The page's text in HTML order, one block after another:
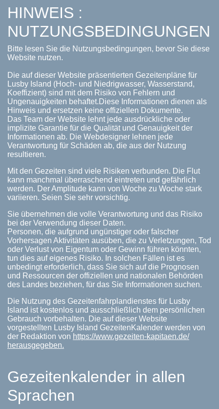
HINWEIS :
NUTZUNGSBEDINGUNGEN
Bitte lesen Sie die Nutzungsbedingungen, bevor Sie diese
Website nutzen.
Die auf dieser Website präsentierten Gezeitenpläne für
Lusby Island (Hoch- und Niedrigwasser, Wasserstand,
Koeffizient) sind mit dem Risiko von Fehlern und
Ungenauigkeiten behaftet.Diese Informationen dienen als
Hinweis und ersetzen keine offiziellen Dokumente.
Das Team der Website lehnt jede ausdrückliche oder
implizite Garantie für die Qualität und Genauigkeit der
Informationen ab. Die Webdesigner lehnen jede
Verantwortung für Schäden ab, die aus der Nutzung
resultieren.
Mit den Gezeiten sind viele Risiken verbunden. Die Flut
kann manchmal überraschend eintreten und gefährlich
werden. Der Amplitude kann von Woche zu Woche stark
variieren. Seien Sie sehr vorsichtig.
Sie übernehmen die volle Verantwortung und das Risiko
bei der Verwendung dieser Daten.
Personen, die aufgrund ungünstiger oder falscher
Vorhersagen Aktivitäten ausüben, die zu Verletzungen, Tod
oder Verlust von Eigentum oder Gewinn führen könnten,
tun dies auf eigenes Risiko. In solchen Fällen ist es
unbedingt erforderlich, dass Sie sich auf die Prognosen
und Ressourcen der offiziellen und nationalen Behörden
des Landes beziehen, für das Sie Informationen suchen.
Die Nutzung des Gezeitenfahrplandienstes für Lusby
Island ist kostenlos und ausschließlich dem persönlichen
Gebrauch vorbehalten. Die auf dieser Website
vorgestellten Lusby Island GezeitenKalender werden von
der Redaktion von https://www.gezeiten-kapitaen.de/
herausgegeben.
Gezeitenkalender in allen
Sprachen